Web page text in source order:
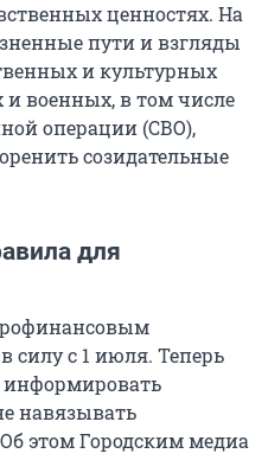
ценностях. На
пути и взгляды
и культурных
и военных, в том числе
операции (СВО),
созидательные
для
силу с 1 июля. Теперь
навязывать
этом Городским медиа